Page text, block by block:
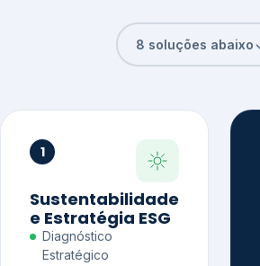
8 soluções abaixo
1
Sustentabilidade
e Estratégia ESG
Diagnóstico
Estratégico